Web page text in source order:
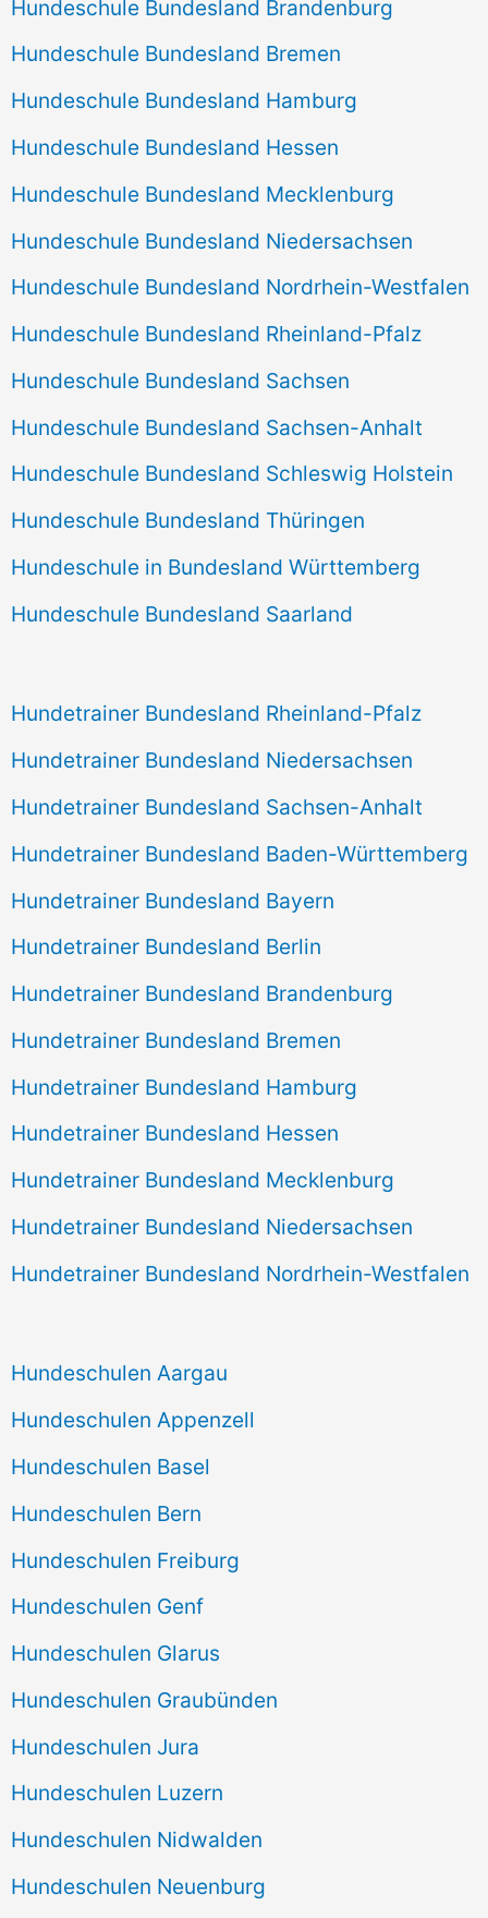
Hundeschule Bundesland Brandenburg
Hundeschule Bundesland Bremen
Hundeschule Bundesland Hamburg
Hundeschule Bundesland Hessen
Hundeschule Bundesland Mecklenburg
Hundeschule Bundesland Niedersachsen
Hundeschule Bundesland Nordrhein-Westfalen
Hundeschule Bundesland Rheinland-Pfalz
Hundeschule Bundesland Sachsen
Hundeschule Bundesland Sachsen-Anhalt
Hundeschule Bundesland Schleswig Holstein
Hundeschule Bundesland Thüringen
Hundeschule in Bundesland Württemberg
Hundeschule Bundesland Saarland
Hundetrainer Bundesland Rheinland-Pfalz
Hundetrainer Bundesland Niedersachsen
Hundetrainer Bundesland Sachsen-Anhalt
Hundetrainer Bundesland Baden-Württemberg
Hundetrainer Bundesland Bayern
Hundetrainer Bundesland Berlin
Hundetrainer Bundesland Brandenburg
Hundetrainer Bundesland Bremen
Hundetrainer Bundesland Hamburg
Hundetrainer Bundesland Hessen
Hundetrainer Bundesland Mecklenburg
Hundetrainer Bundesland Niedersachsen
Hundetrainer Bundesland Nordrhein-Westfalen
Hundeschulen Aargau
Hundeschulen Appenzell
Hundeschulen Basel
Hundeschulen Bern
Hundeschulen Freiburg
Hundeschulen Genf
Hundeschulen Glarus
Hundeschulen Graubünden
Hundeschulen Jura
Hundeschulen Luzern
Hundeschulen Nidwalden
Hundeschulen Neuenburg